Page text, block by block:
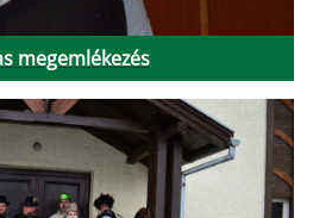
megemlékezés